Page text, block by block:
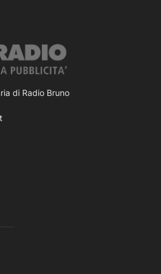
di Radio Bruno